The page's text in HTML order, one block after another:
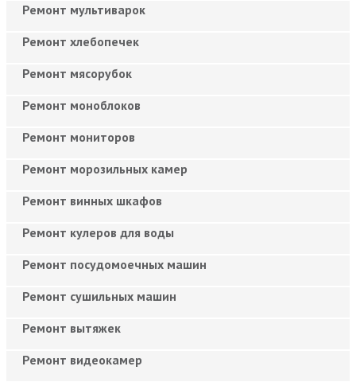
Ремонт мультиварок
Ремонт хлебопечек
Ремонт мясорубок
Ремонт моноблоков
Ремонт мониторов
Ремонт морозильных камер
Ремонт винных шкафов
Ремонт кулеров для воды
Ремонт посудомоечных машин
Ремонт сушильных машин
Ремонт вытяжек
Ремонт видеокамер